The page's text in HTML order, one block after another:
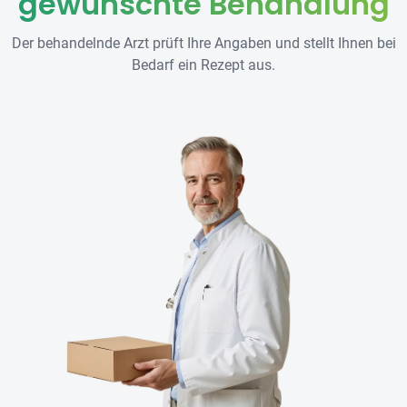
Der behandelnde Arzt prüft Ihre Angaben und stellt Ihnen bei
Bedarf ein Rezept aus.